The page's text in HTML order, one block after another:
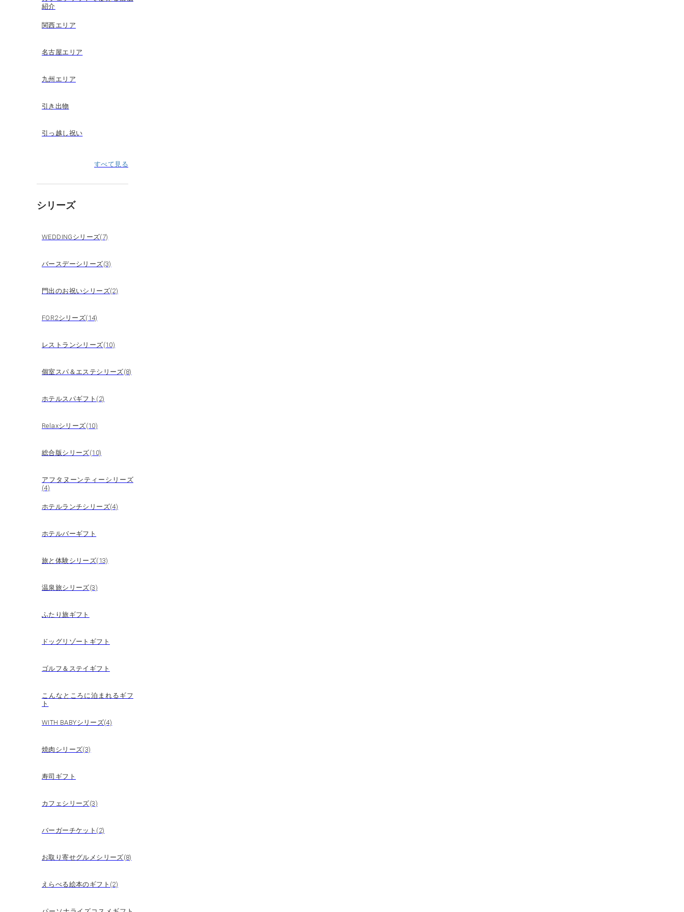
紹介
関西エリア
名古屋エリア
九州エリア
引き出物
引っ越し祝い
すべて見る
シリーズ
WEDDINGシリーズ(7)
バースデーシリーズ(3)
門出のお祝いシリーズ(2)
FOR2シリーズ(14)
レストランシリーズ(10)
個室スパ＆エステシリーズ(8)
ホテルスパギフト(2)
Relaxシリーズ(10)
総合版シリーズ(10)
アフタヌーンティーシリーズ
(4)
ホテルランチシリーズ(4)
ホテルバーギフト
旅と体験シリーズ(13)
温泉旅シリーズ(3)
ふたり旅ギフト
ドッグリゾートギフト
ゴルフ＆ステイギフト
こんなところに泊まれるギフ
ト
WITH BABYシリーズ(4)
焼肉シリーズ(3)
寿司ギフト
カフェシリーズ(3)
バーガーチケット(2)
お取り寄せグルメシリーズ(8)
えらべる絵本のギフト(2)